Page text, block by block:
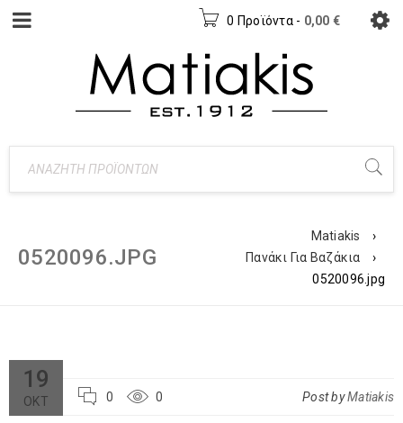
0 Προϊόντα - 0,00 €
0520096.JPG
Matiakis
›
Πανάκι Για Βαζάκια
›
0520096.jpg
19
ΟΚΤ 0 0 Post byMatiakis